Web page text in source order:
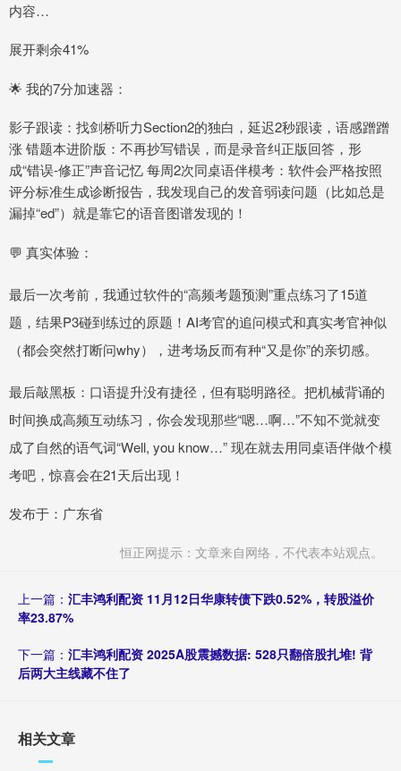
内容…
展开剩余41%
🌟 我的7分加速器：
影子跟读：找剑桥听力Section2的独白，延迟2秒跟读，语感蹭蹭
涨 错题本进阶版：不再抄写错误，而是录音纠正版回答，形
成“错误-修正”声音记忆 每周2次同桌语伴模考：软件会严格按照
评分标准生成诊断报告，我发现自己的发音弱读问题（比如总是
漏掉“ed”）就是靠它的语音图谱发现的！
💬 真实体验：
最后一次考前，我通过软件的“高频考题预测”重点练习了15道
题，结果P3碰到练过的原题！AI考官的追问模式和真实考官神似
（都会突然打断问why），进考场反而有种“又是你”的亲切感。
最后敲黑板：口语提升没有捷径，但有聪明路径。把机械背诵的
时间换成高频互动练习，你会发现那些“嗯…啊…”不知不觉就变
成了自然的语气词“Well, you know…” 现在就去用同桌语伴做个模
考吧，惊喜会在21天后出现！
发布于：广东省
恒正网提示：文章来自网络，不代表本站观点。
上一篇： 汇丰鸿利配资 11月12日华康转债下跌0.52%，转股溢价
率23.87%
下一篇： 汇丰鸿利配资 2025A股震撼数据: 528只翻倍股扎堆! 背
后两大主线藏不住了
相关文章